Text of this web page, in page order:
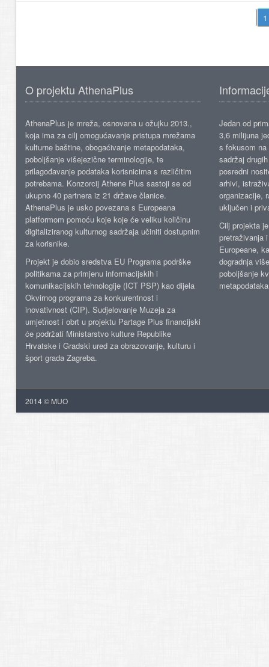
O projektu AthenaPlus
AthenaPlus je mreža, osnovana u ožujku 2013.,
koja ima za cilj omogućavanje pristupa mrežama
kulturne baštine, obogaćivanje metapodataka,
poboljšanje višejezične terminologije, te
prilagođavanje podataka korisnicima s različitim
potrebama. Konzorcij Athene Plus sastoji se od
ukupno 40 partnera iz 21 države članice.
AthenaPlus je usko povezana s Europeana
platformom pomoću koje koje će veliku količinu
digitaliziranog kulturnog sadržaja učiniti dostupnim
za korisnike.
Projekt je dobio sredstva EU Programa podrške
politikama za primjenu informacijskih i
komunikacijskih tehnologije (ICT PSP) kao dijela
Okvirnog programa za konkurentnost i
inovativnost (CIP). Sudjelovanje Muzeja za
umjetnost i obrt u projektu Partage Plus financijski
će podržati Ministarstvo kulture Republike
Hrvatske i Gradski ured za obrazovanje, kulturu i
šport grada Zagreba.
Jedan od
3,6 milijuna
s fokusom
sadržaj
posredni
arhivi,
organizacije,
uključen i
Cilj projekta
pretraživanja
Europeane,
dogradnja
poboljšanje
2014 © MUO